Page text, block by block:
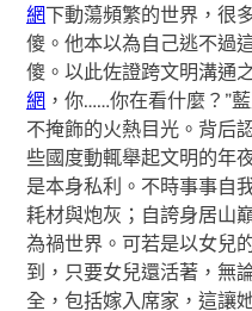
網下動蕩頻繁的世界，很
傻。他本以為自己逃不過
傻。以此佐證跨文明溝通
網 ，你……你在看什麼？”
不掩飾的火熱目光。背后
些國度動輒舉起文明的年
是本身私利。不時事事自
耗材與炮灰；自誇身居山
為禍世界。可若是以女兒
到，只要女兒還活著，無
全，包括嫁入席家，這讓